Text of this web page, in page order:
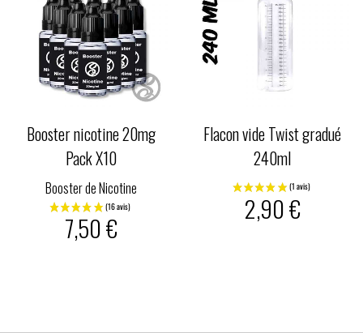
Booster nicotine 20mg
Pack X10
Booster de Nicotine
7,50 €
Flacon vide Twist gradué
240ml
2,90 €